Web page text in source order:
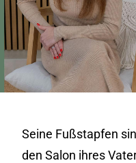
Seine Fußstapfen
den Salon ihres